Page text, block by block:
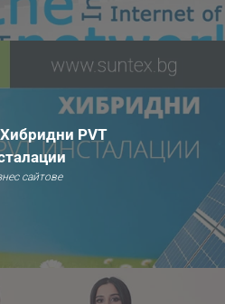
PVT
сайтове